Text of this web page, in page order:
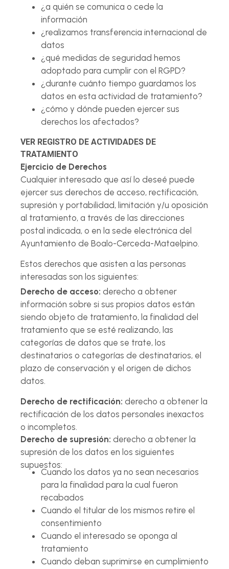
¿a quién se comunica o cede la
información
¿realizamos transferencia internacional de
datos
¿qué medidas de seguridad hemos
adoptado para cumplir con el RGPD?
¿durante cuánto tiempo guardamos los
datos en esta actividad de tratamiento?
¿cómo y dónde pueden ejercer sus
derechos los afectados?
VER REGISTRO DE ACTIVIDADES DE
TRATAMIENTO
Ejercicio de Derechos
Cualquier interesado que así lo deseé puede
ejercer sus derechos de acceso, rectificación,
supresión y portabilidad, limitación y/u oposición
al tratamiento, a través de las direcciones
postal indicada, o en la sede electrónica del
Ayuntamiento de Boalo-Cerceda-Mataelpino.
Estos derechos que asisten a las personas
interesadas son los siguientes:
Derecho de acceso: derecho a obtener
información sobre si sus propios datos están
siendo objeto de tratamiento, la finalidad del
tratamiento que se esté realizando, las
categorías de datos que se trate, los
destinatarios o categorías de destinatarios, el
plazo de conservación y el origen de dichos
datos.
Derecho de rectificación: derecho a obtener la
rectificación de los datos personales inexactos
o incompletos.
Derecho de supresión: derecho a obtener la
supresión de los datos en los siguientes
supuestos:
Cuando los datos ya no sean necesarios
para la finalidad para la cual fueron
recabados
Cuando el titular de los mismos retire el
consentimiento
Cuando el interesado se oponga al
tratamiento
Cuando deban suprimirse en cumplimiento